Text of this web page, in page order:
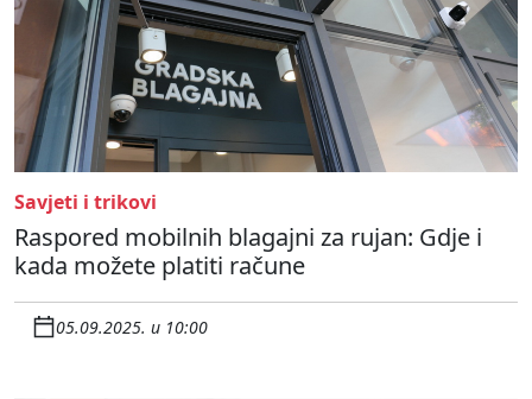
Savjeti i trikovi
Raspored mobilnih blagajni za rujan: Gdje i
kada možete platiti račune
05.09.2025. u 10:00